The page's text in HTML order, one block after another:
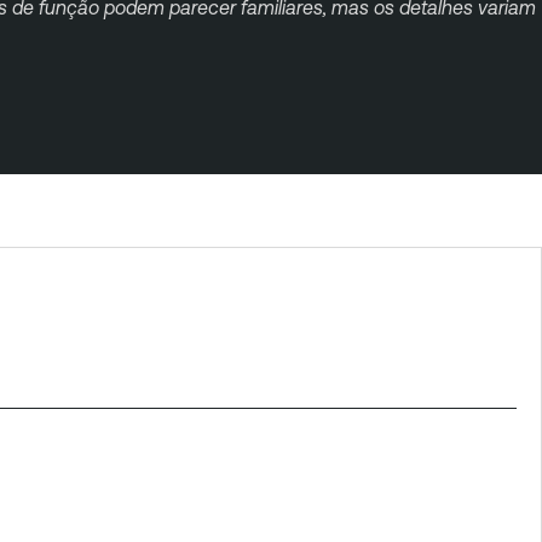
função podem parecer familiares, mas os detalhes variam